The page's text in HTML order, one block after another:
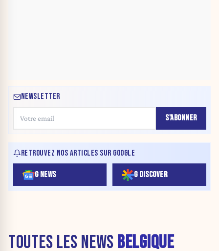
NEWSLETTER
S'ABONNER
RETROUVEZ NOS ARTICLES SUR GOOGLE
G NEWS G DISCOVER
TOUTES LES NEWS BELGIQUE